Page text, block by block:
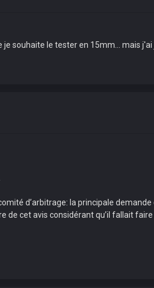
souhaite le tester en 15mm... mais j'ai
comité d’arbitrage: la principale
de cet avis considérant qu’il fallait